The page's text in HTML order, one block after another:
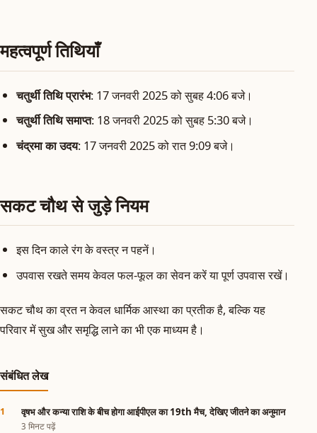
महत्वपूर्ण तिथियाँ
चतुर्थी तिथि प्रारंभ: 17 जनवरी 2025 को सुबह 4:06 बजे।
चतुर्थी तिथि समाप्त: 18 जनवरी 2025 को सुबह 5:30 बजे।
चंद्रमा का उदय: 17 जनवरी 2025 को रात 9:09 बजे।
सकट चौथ से जुड़े नियम
इस दिन काले रंग के वस्त्र न पहनें।
उपवास रखते समय केवल फल-फूल का सेवन करें या पूर्ण उपवास रखें।
सकट चौथ का व्रत न केवल धार्मिक आस्था का प्रतीक है, बल्कि यह
परिवार में सुख और समृद्धि लाने का भी एक माध्यम है।
संबंधित लेख
वृषभ और कन्या राशि के बीच होगा आईपीएल का 19th मैच, देखिए जीतने का अनुमान
3 मिनट पढ़ें